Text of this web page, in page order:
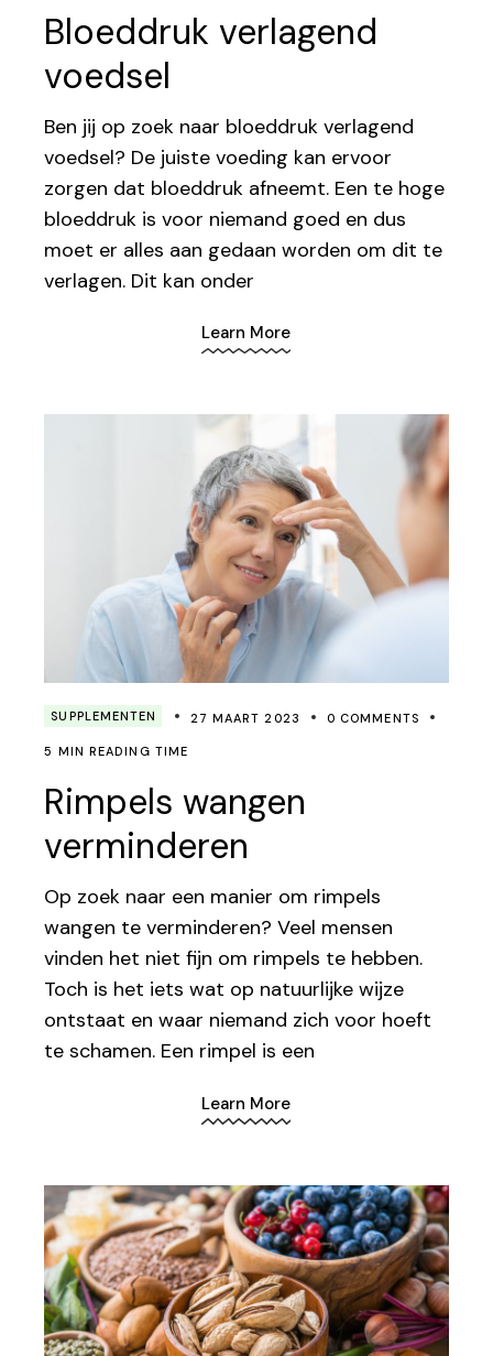
Bloeddruk verlagend
voedsel
Ben jij op zoek naar bloeddruk verlagend
voedsel? De juiste voeding kan ervoor
zorgen dat bloeddruk afneemt. Een te hoge
bloeddruk is voor niemand goed en dus
moet er alles aan gedaan worden om dit te
verlagen. Dit kan onder
Learn More
SUPPLEMENTEN 27 MAART 2023 0 COMMENTS
5 MIN READING TIME
Rimpels wangen
verminderen
Op zoek naar een manier om rimpels
wangen te verminderen? Veel mensen
vinden het niet fijn om rimpels te hebben.
Toch is het iets wat op natuurlijke wijze
ontstaat en waar niemand zich voor hoeft
te schamen. Een rimpel is een
Learn More